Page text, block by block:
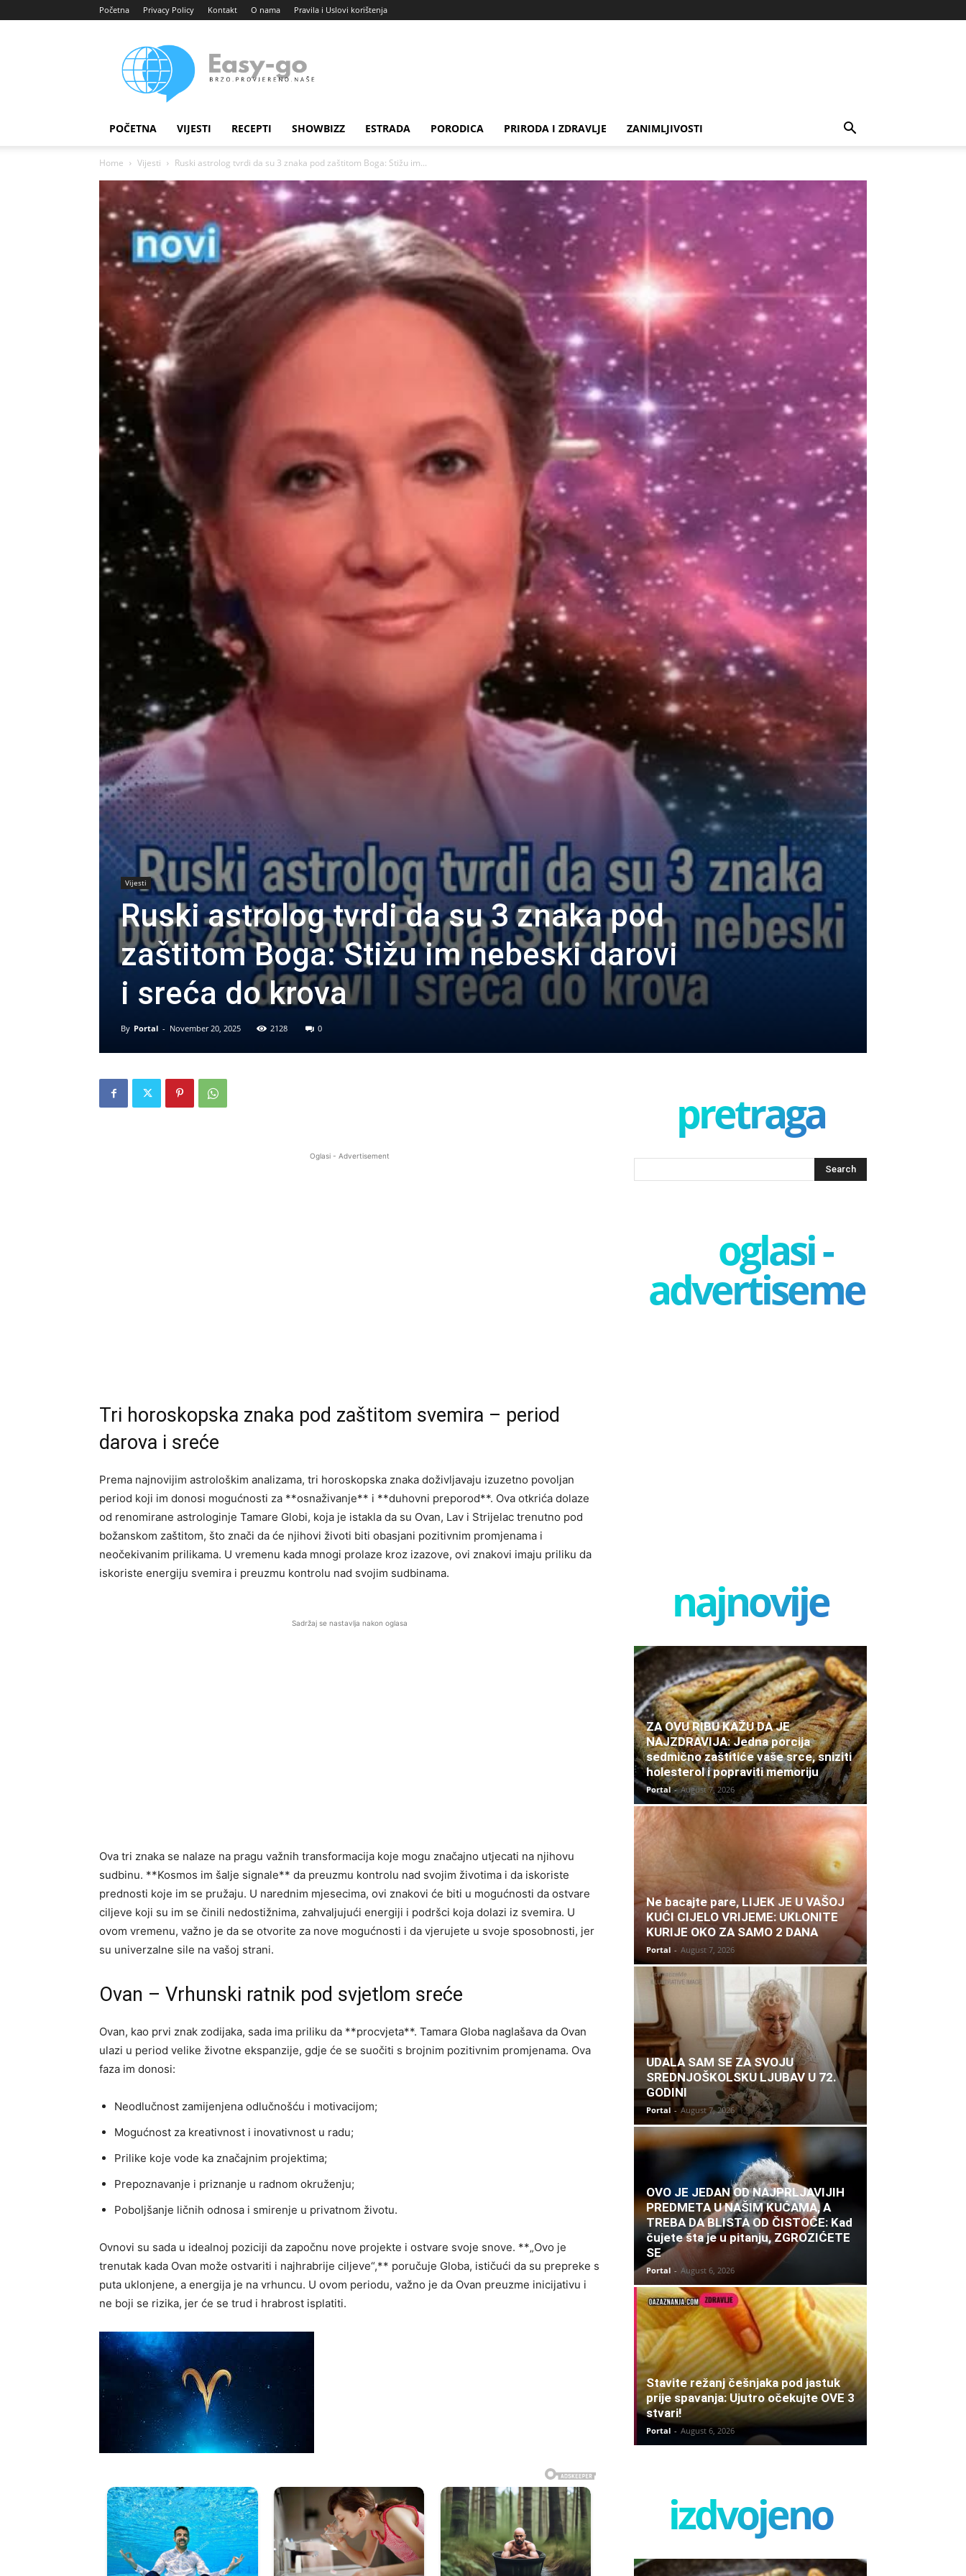
Početna Privacy Policy Kontakt O nama Pravila i Uslovi korištenja
portal
POČETNA VIJESTI RECEPTI SHOWBIZZ ESTRADA PORODICA PRIRODA I ZDRAVLJE ZANIMLJIVOSTI
Home Vijesti Ruski astrolog tvrdi da su 3 znaka pod zaštitom Boga: Stižu im...
Vijesti
Ruski astrolog tvrdi da su 3 znaka pod
zaštitom Boga: Stižu im nebeski darovi
i sreća do krova
By Portal - November 20, 2025 2128 0
Oglasi - Advertisement
Tri horoskopska znaka pod zaštitom svemira – period
darova i sreće
Prema najnovijim astrološkim analizama, tri horoskopska znaka doživljavaju izuzetno povoljan
period koji im donosi mogućnosti za **osnaživanje** i **duhovni preporod**. Ova otkrića dolaze
od renomirane astrologinje Tamare Globi, koja je istakla da su Ovan, Lav i Strijelac trenutno pod
božanskom zaštitom, što znači da će njihovi životi biti obasjani pozitivnim promjenama i
neočekivanim prilikama. U vremenu kada mnogi prolaze kroz izazove, ovi znakovi imaju priliku da
iskoriste energiju svemira i preuzmu kontrolu nad svojim sudbinama.
Sadržaj se nastavlja nakon oglasa
Ova tri znaka se nalaze na pragu važnih transformacija koje mogu značajno utjecati na njihovu
sudbinu. **Kosmos im šalje signale** da preuzmu kontrolu nad svojim životima i da iskoriste
prednosti koje im se pružaju. U narednim mjesecima, ovi znakovi će biti u mogućnosti da ostvare
ciljeve koji su im se činili nedostižnima, zahvaljujući energiji i podršci koja dolazi iz svemira. U
ovom vremenu, važno je da se otvorite za nove mogućnosti i da vjerujete u svoje sposobnosti, jer
su univerzalne sile na vašoj strani.
Ovan – Vrhunski ratnik pod svjetlom sreće
Ovan, kao prvi znak zodijaka, sada ima priliku da **procvjeta**. Tamara Globa naglašava da Ovan
ulazi u period velike životne ekspanzije, gdje će se suočiti s brojnim pozitivnim promjenama. Ova
faza im donosi:
Neodlučnost zamijenjena odlučnošću i motivacijom;
Mogućnost za kreativnost i inovativnost u radu;
Prilike koje vode ka značajnim projektima;
Prepoznavanje i priznanje u radnom okruženju;
Poboljšanje ličnih odnosa i smirenje u privatnom životu.
Ovnovi su sada u idealnoj poziciji da započnu nove projekte i ostvare svoje snove. **„Ovo je
trenutak kada Ovan može ostvariti i najhrabrije ciljeve“,** poručuje Globa, ističući da su prepreke s
puta uklonjene, a energija je na vrhuncu. U ovom periodu, važno je da Ovan preuzme inicijativu i
ne boji se rizika, jer će se trud i hrabrost isplatiti.
pretraga
oglasi -
advertisement
najnovije
ZA OVU RIBU KAŽU DA JE
NAJZDRAVIJA: Jedna porcija
sedmično zaštitiće vaše srce, sniziti
holesterol i popraviti memoriju
Portal - August 7, 2026
Ne bacajte pare, LIJEK JE U VAŠOJ
KUĆI CIJELO VRIJEME: UKLONITE
KURIJE OKO ZA SAMO 2 DANA
Portal - August 7, 2026
UDALA SAM SE ZA SVOJU
SREDNJOŠKOLSKU LJUBAV U 72.
GODINI
Portal - August 7, 2026
OVO JE JEDAN OD NAJPRLJAVIJIH
PREDMETA U NAŠIM KUĆAMA, A
TREBA DA BLISTA OD ČISTOĆE: Kad
čujete šta je u pitanju, ZGROZIĆETE
SE
Portal - August 6, 2026
Stavite režanj češnjaka pod jastuk
prije spavanja: Ujutro očekujte OVE 3
stvari!
Portal - August 6, 2026
izdvojeno